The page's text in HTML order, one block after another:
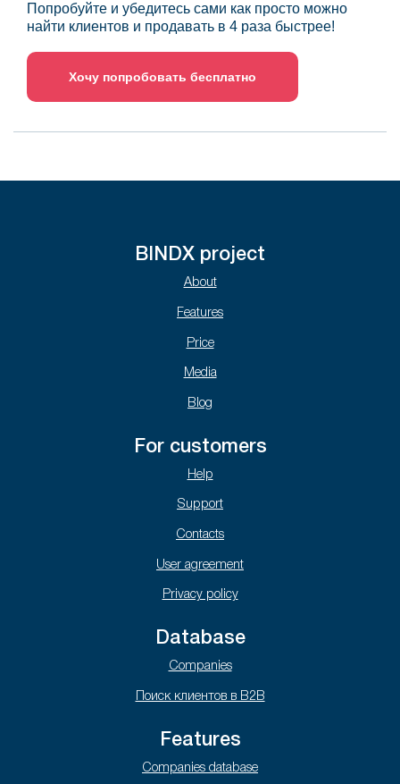
Попробуйте и убедитесь сами как просто можно
найти клиентов и продавать в 4 раза быстрее!
Хочу попробовать бесплатно
BINDX project
About
Features
Price
Media
Blog
For customers
Help
Support
Contacts
User agreement
Privacy policy
Database
Companies
Поиск клиентов в B2B
Features
Companies database